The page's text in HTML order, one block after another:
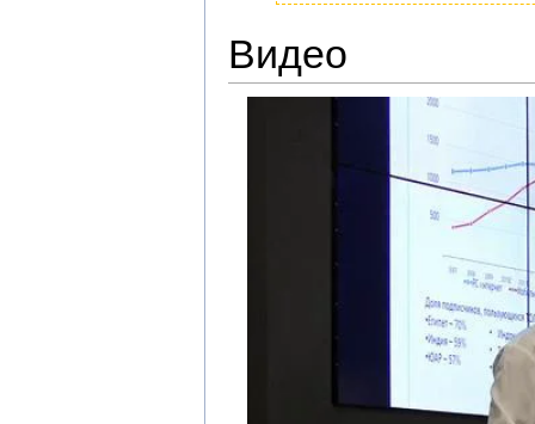
Видео